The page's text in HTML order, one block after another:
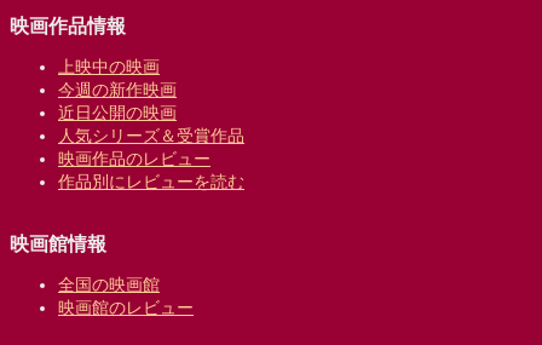
映画作品情報
上映中の映画
今週の新作映画
近日公開の映画
人気シリーズ＆受賞作品
映画作品のレビュー
作品別にレビューを読む
映画館情報
全国の映画館
映画館のレビュー